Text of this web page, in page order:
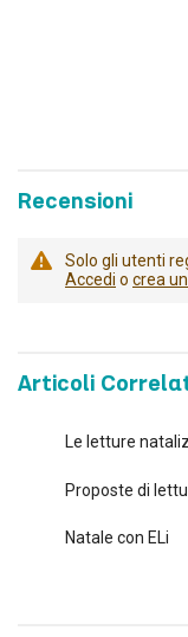
Recensioni
Solo gli utenti
Accedi o crea
Articoli
Le letture
Proposte di
Natale con ELi